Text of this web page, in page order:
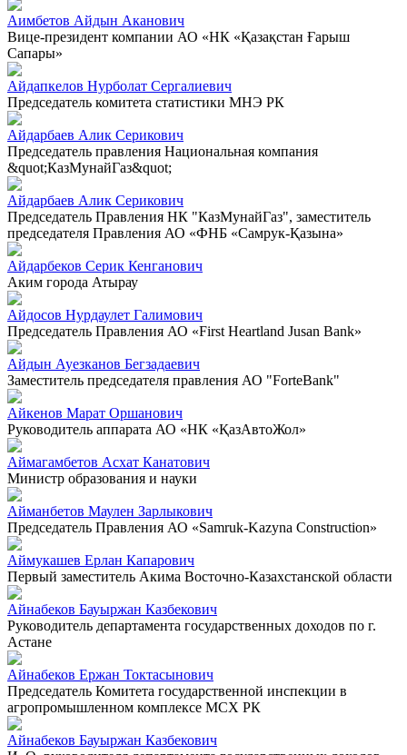
Аимбетов Айдын Аканович
Вице-президент компании АО «НК «Қазақстан Ғарыш
Сапары»
Айдапкелов Нурболат Сергалиевич
Председатель комитета статистики МНЭ РК
Айдарбаев Алик Серикович
Председатель правления Национальная компания
&quot;КазМунайГаз&quot;
Айдарбаев Алик Серикович
Председатель Правления НК "КазМунайГаз", заместитель
председателя Правления АО «ФНБ «Самрук-Қазына»
Айдарбеков Серик Кенганович
Аким города Атырау
Айдосов Нурдаулет Галимович
Председатель Правления АО «First Heartland Jusan Bank»
Айдын Ауезканов Бегзадаевич
Заместитель председателя правления АО "ForteBank"
Айкенов Марат Оршанович
Руководитель аппарата АО «НК «ҚазАвтоЖол»
Аймагамбетов Асхат Канатович
Министр образования и науки
Айманбетов Маулен Зарлыкович
Председатель Правления АО «Samruk-Kazyna Construction»
Аймукашев Ерлан Капарович
Первый заместитель Акима Восточно-Казахстанской области
Айнабеков Бауыржан Казбекович
Руководитель департамента государственных доходов по г.
Астане
Айнабеков Ержан Токтасынович
Председатель Комитета государственной инспекции в
агропромышленном комплексе МСХ РК
Айнабеков Бауыржан Казбекович